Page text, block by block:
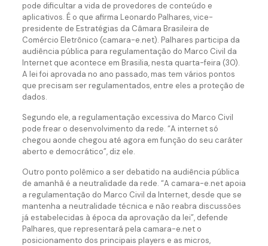
pode dificultar a vida de provedores de conteúdo e
aplicativos. É o que afirma Leonardo Palhares, vice-
presidente de Estratégias da Câmara Brasileira de
Comércio Eletrônico (camara-e.net). Palhares participa da
audiência pública para regulamentação do Marco Civil da
Internet que acontece em Brasilia, nesta quarta-feira (30).
A lei foi aprovada no ano passado, mas tem vários pontos
que precisam ser regulamentados, entre eles a proteção de
dados.
Segundo ele, a regulamentação excessiva do Marco Civil
pode frear o desenvolvimento da rede. “A internet só
chegou aonde chegou até agora em função do seu caráter
aberto e democrático”, diz ele.
Outro ponto polêmico a ser debatido na audiência pública
de amanhã é a neutralidade da rede. “A camara-e.net apoia
a regulamentação do Marco Civil da Internet, desde que se
mantenha a neutralidade técnica e não reabra discussões
já estabelecidas à época da aprovação da lei”, defende
Palhares, que representará pela camara-e.net o
posicionamento dos principais players e as micros,